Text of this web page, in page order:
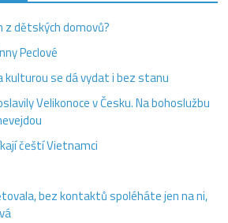
z dětských domovů?
Peclové
kulturou se dá vydat i bez stanu
Velikonoce v Česku. Na bohoslužbu
čeští Vietnamci
bez kontaktů spoléháte jen na ni,